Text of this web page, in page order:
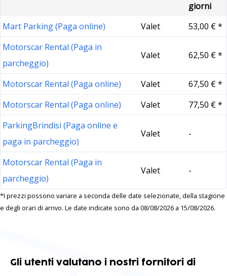
giorni
Mart Parking (Paga online)
Valet
53,00 € *
Motorscar Rental (Paga in
parcheggio)
Valet 62,50 € *
Motorscar Rental (Paga online) Valet
67,50 € *
Motorscar Rental (Paga online)
Valet
77,50 € *
ParkingBrindisi (Paga online e
paga in parcheggio)
Valet -
Motorscar Rental (Paga in
parcheggio)
Valet -
*I prezzi possono variare a seconda delle date selezionate, della stagione
e degli orari di arrivo. Le date indicate sono da 08/08/2026 a 15/08/2026.
Gli utenti valutano i nostri fornitori di